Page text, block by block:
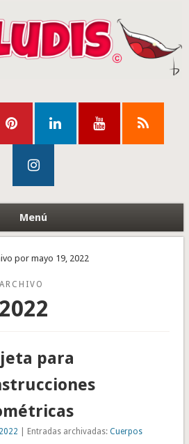
Menú
por mayo 19, 2022
para
| Entradas archivadas:Cuerpos